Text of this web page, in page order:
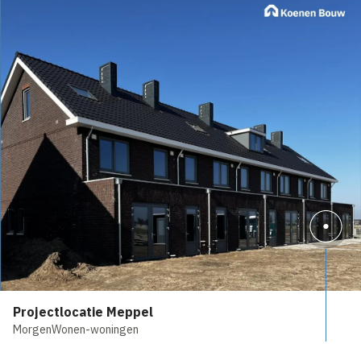
Projectlocatie Meppel
MorgenWonen-woningen